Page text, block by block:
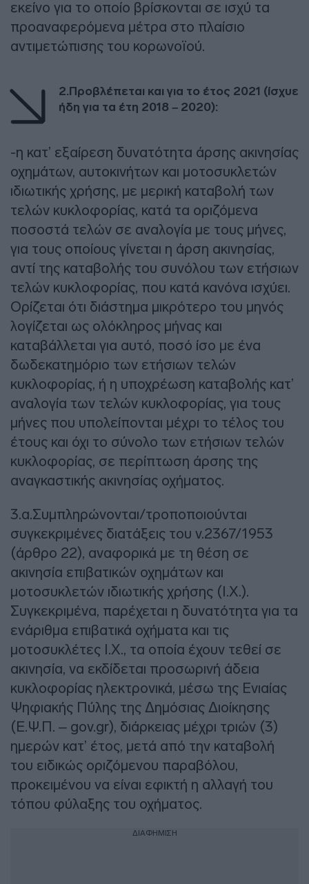
εκείνο για το οποίο βρίσκονται σε ισχύ τα
προαναφερόμενα μέτρα στο πλαίσιο
αντιμετώπισης του κορωνοϊού.
2.Προβλέπεται και για το έτος 2021 (ίσχυε
ήδη για τα έτη 2018 – 2020):
-η κατ’ εξαίρεση δυνατότητα άρσης ακινησίας
οχημάτων, αυτοκινήτων και μοτοσυκλετών
ιδιωτικής χρήσης, με μερική καταβολή των
τελών κυκλοφορίας, κατά τα οριζόμενα
ποσοστά τελών σε αναλογία με τους μήνες,
για τους οποίους γίνεται η άρση ακινησίας,
αντί της καταβολής του συνόλου των ετήσιων
τελών κυκλοφορίας, που κατά κανόνα ισχύει.
Ορίζεται ότι διάστημα μικρότερο του μηνός
λογίζεται ως ολόκληρος μήνας και
καταβάλλεται για αυτό, ποσό ίσο με ένα
δωδεκατημόριο των ετήσιων τελών
κυκλοφορίας, ή η υποχρέωση καταβολής κατ’
αναλογία των τελών κυκλοφορίας, για τους
μήνες που υπολείπονται μέχρι το τέλος του
έτους και όχι το σύνολο των ετήσιων τελών
κυκλοφορίας, σε περίπτωση άρσης της
αναγκαστικής ακινησίας οχήματος.
3.α.Συμπληρώνονται/τροποποιούνται
συγκεκριμένες διατάξεις του ν.2367/1953
(άρθρο 22), αναφορικά με τη θέση σε
ακινησία επιβατικών οχημάτων και
μοτοσυκλετών ιδιωτικής χρήσης (Ι.Χ.).
Συγκεκριμένα, παρέχεται η δυνατότητα για τα
ενάριθμα επιβατικά οχήματα και τις
μοτοσυκλέτες Ι.Χ., τα οποία έχουν τεθεί σε
ακινησία, να εκδίδεται προσωρινή άδεια
κυκλοφορίας ηλεκτρονικά, μέσω της Ενιαίας
Ψηφιακής Πύλης της Δημόσιας Διοίκησης
(Ε.Ψ.Π. – gov.gr), διάρκειας μέχρι τριών (3)
ημερών κατ’ έτος, μετά από την καταβολή
του ειδικώς οριζόμενου παραβόλου,
προκειμένου να είναι εφικτή η αλλαγή του
τόπου φύλαξης του οχήματος.
ΔΙΑΦΗΜΙΣΗ